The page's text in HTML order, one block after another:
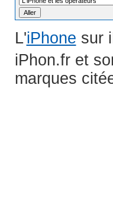
L'iPhone sur
iPhon.fr et
marques